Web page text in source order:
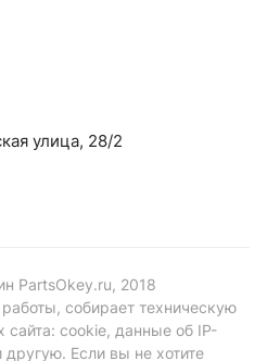
улица, 28/2
PartsOkey.ru, 2018
собирает техническую
сайта: cookie, данные об IP-
Если вы не хотите